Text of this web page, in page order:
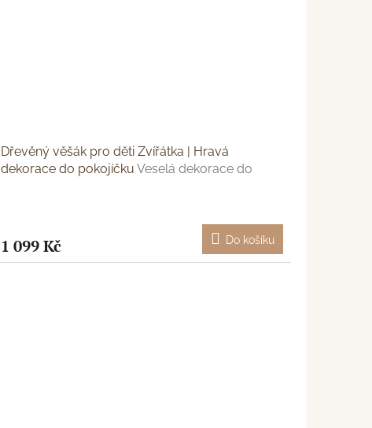
Dřevěný věšák pro děti Zvířátka | Hravá
dekorace do pokojíčku Veselá dekorace do
1 099 Kč Do košíku